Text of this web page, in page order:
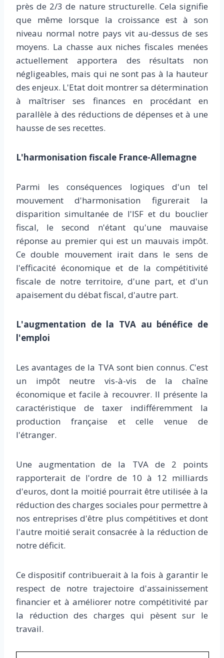
près de 2/3 de nature structurelle. Cela signifie
que même lorsque la croissance est à son
niveau normal notre pays vit au-dessus de ses
moyens. La chasse aux niches fiscales menées
actuellement apportera des résultats non
négligeables, mais qui ne sont pas à la hauteur
des enjeux. L'Etat doit montrer sa détermination
à maîtriser ses finances en procédant en
parallèle à des réductions de dépenses et à une
hausse de ses recettes.
L'harmonisation fiscale France-Allemagne
Parmi les conséquences logiques d'un tel
mouvement d'harmonisation figurerait la
disparition simultanée de l'ISF et du bouclier
fiscal, le second n'étant qu'une mauvaise
réponse au premier qui est un mauvais impôt.
Ce double mouvement irait dans le sens de
l'efficacité économique et de la compétitivité
fiscale de notre territoire, d'une part, et d'un
apaisement du débat fiscal, d'autre part.
L'augmentation de la TVA au bénéfice de
l'emploi
Les avantages de la TVA sont bien connus. C'est
un impôt neutre vis-à-vis de la chaîne
économique et facile à recouvrer. Il présente la
caractéristique de taxer indifféremment la
production française et celle venue de
l'étranger.
Une augmentation de la TVA de 2 points
rapporterait de l'ordre de 10 à 12 milliards
d'euros, dont la moitié pourrait être utilisée à la
réduction des charges sociales pour permettre à
nos entreprises d'être plus compétitives et dont
l'autre moitié serait consacrée à la réduction de
notre déficit.
Ce dispositif contribuerait à la fois à garantir le
respect de notre trajectoire d'assainissement
financier et à améliorer notre compétitivité par
la réduction des charges qui pèsent sur le
travail.